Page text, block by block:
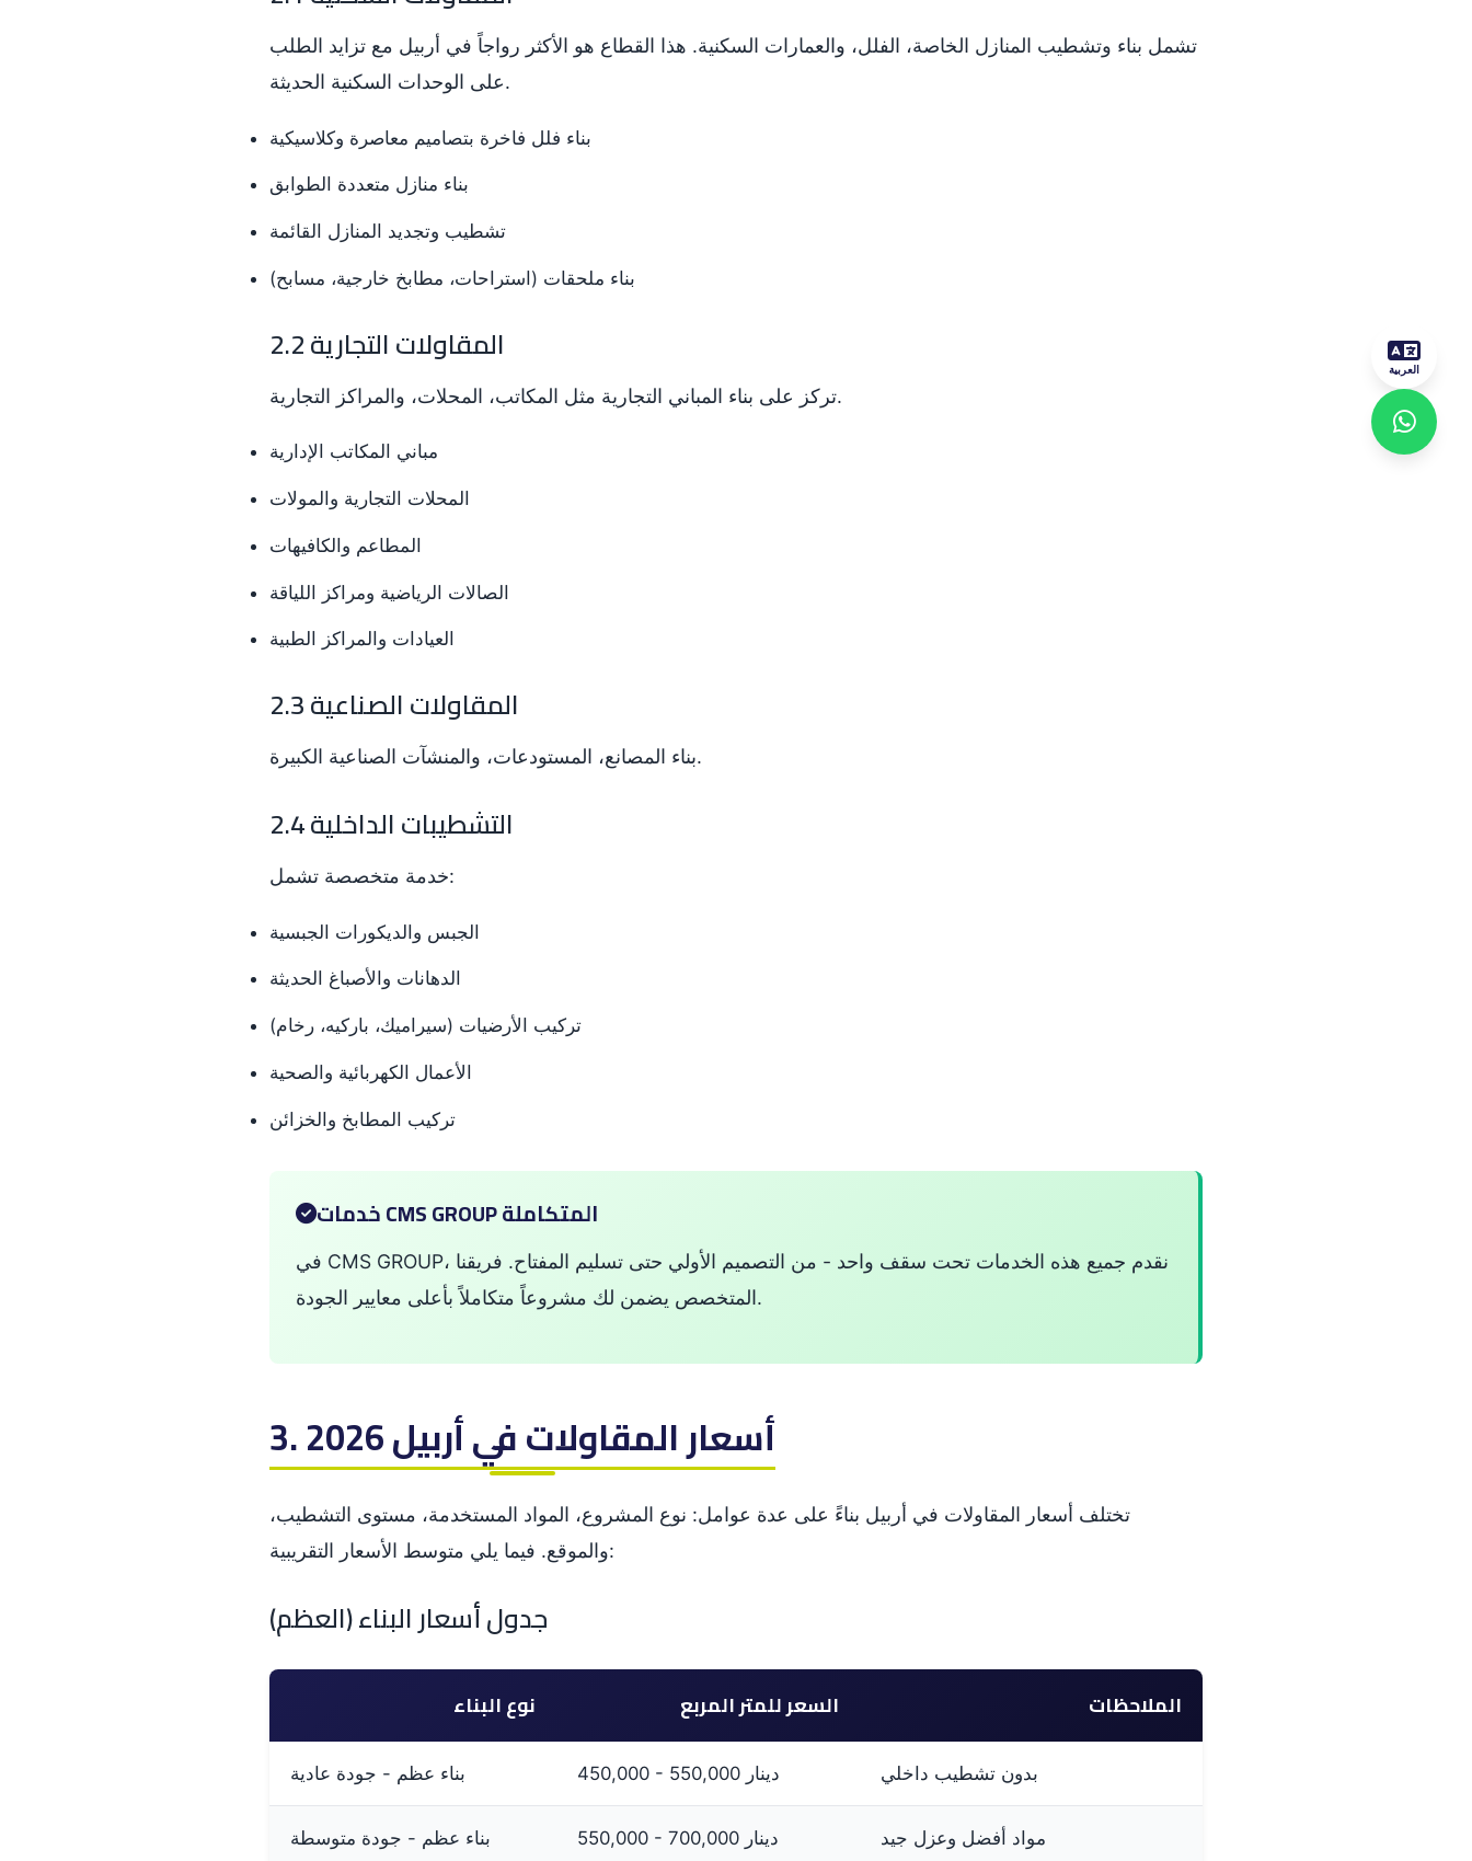
العربية
تشمل بناء وتشطيب المنازل الخاصة، الفلل، والعمارات السكنية. هذا القطاع هو الأكثر رواجاً في أربيل مع تزايد الطلب
على الوحدات السكنية الحديثة.
بناء فلل فاخرة بتصاميم معاصرة وكلاسيكية
بناء منازل متعددة الطوابق
تشطيب وتجديد المنازل القائمة
بناء ملحقات (استراحات، مطابخ خارجية، مسابح)
2.2 المقاولات التجارية
تركز على بناء المباني التجارية مثل المكاتب، المحلات، والمراكز التجارية.
مباني المكاتب الإدارية
المحلات التجارية والمولات
المطاعم والكافيهات
الصالات الرياضية ومراكز اللياقة
العيادات والمراكز الطبية
2.3 المقاولات الصناعية
بناء المصانع، المستودعات، والمنشآت الصناعية الكبيرة.
2.4 التشطيبات الداخلية
خدمة متخصصة تشمل:
الجبس والديكورات الجبسية
الدهانات والأصباغ الحديثة
تركيب الأرضيات (سيراميك، باركيه، رخام)
الأعمال الكهربائية والصحية
تركيب المطابخ والخزائن
خدمات CMS GROUP المتكاملة
في CMS GROUP، نقدم جميع هذه الخدمات تحت سقف واحد - من التصميم الأولي حتى تسليم المفتاح. فريقنا
المتخصص يضمن لك مشروعاً متكاملاً بأعلى معايير الجودة.
3. أسعار المقاولات في أربيل 2026
تختلف أسعار المقاولات في أربيل بناءً على عدة عوامل: نوع المشروع، المواد المستخدمة، مستوى التشطيب،
والموقع. فيما يلي متوسط الأسعار التقريبية:
جدول أسعار البناء (العظم)
نوع البناء السعر للمتر المربع الملاحظات
بناء عظم - جودة عادية 450,000 - 550,000 دينار بدون تشطيب داخلي
بناء عظم - جودة متوسطة 550,000 - 700,000 دينار مواد أفضل وعزل جيد